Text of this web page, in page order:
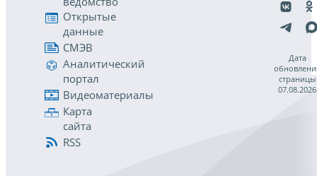
Открытые
данные
СМЭВ
Аналитический
портал
Видеоматериалы
Карта
сайта
RSS
Дата
страницы
07.08.2026